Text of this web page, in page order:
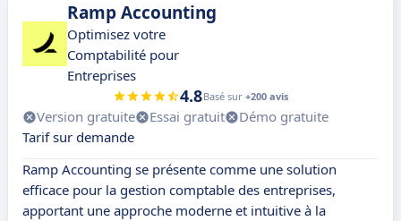
Ramp Accounting
Optimisez votre
Comptabilité pour
Entreprises
4.8Basé sur +200 avis
Version gratuite Essai gratuit
Démo gratuite
Tarif sur demande
Ramp Accounting se présente comme une solution
efficace pour la gestion comptable des entreprises,
apportant une approche moderne et intuitive à la